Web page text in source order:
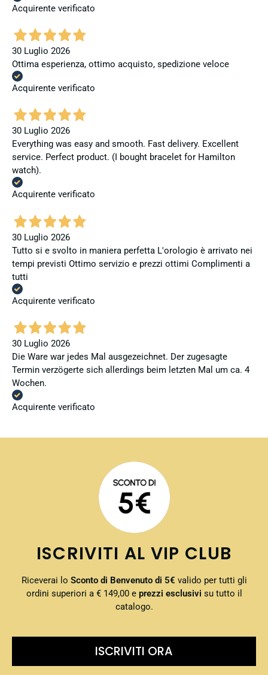
Acquirente verificato
30 Luglio 2026
Ottima esperienza, ottimo acquisto, spedizione veloce
Acquirente verificato
30 Luglio 2026
Everything was easy and smooth. Fast delivery. Excellent
service. Perfect product. (I bought bracelet for Hamilton
watch).
Acquirente verificato
30 Luglio 2026
Tutto si e svolto in maniera perfetta L'orologio è arrivato nei
tempi previsti Ottimo servizio e prezzi ottimi Complimenti a
tutti
Acquirente verificato
30 Luglio 2026
Die Ware war jedes Mal ausgezeichnet. Der zugesagte
Termin verzögerte sich allerdings beim letzten Mal um ca. 4
Wochen.
Acquirente verificato
ISCRIVITI AL VIP CLUB
Riceverai lo Sconto di Benvenuto di 5€ valido per tutti gli
ordini superiori a € 149,00 e prezzi esclusivi su tutto il
catalogo.
ISCRIVITI ORA